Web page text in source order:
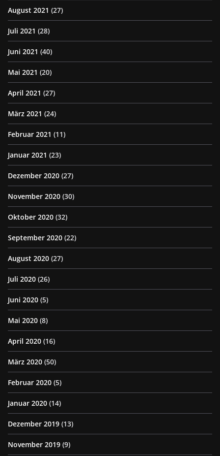
August 2021 (27)
Juli 2021 (28)
Juni 2021 (40)
Mai 2021 (20)
April 2021 (27)
März 2021 (24)
Februar 2021 (11)
Januar 2021 (23)
Dezember 2020 (27)
November 2020 (30)
Oktober 2020 (32)
September 2020 (22)
August 2020 (27)
Juli 2020 (26)
Juni 2020 (5)
Mai 2020 (8)
April 2020 (16)
März 2020 (50)
Februar 2020 (5)
Januar 2020 (14)
Dezember 2019 (13)
November 2019 (9)